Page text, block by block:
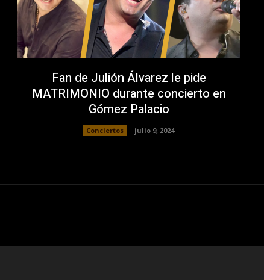
Fan de Julión Álvarez le pide
MATRIMONIO durante concierto en
Gómez Palacio
Conciertos julio 9, 2024